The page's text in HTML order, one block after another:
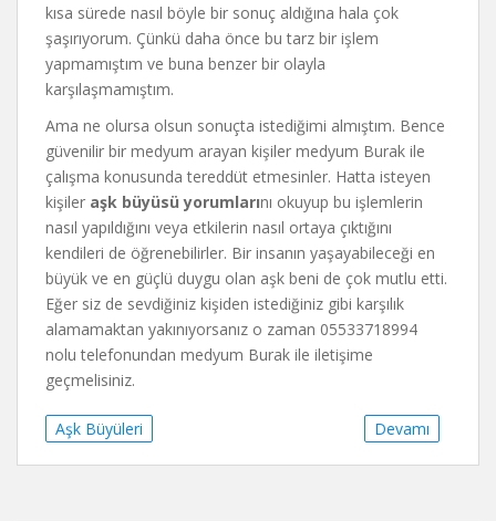
kısa sürede nasıl böyle bir sonuç aldığına hala çok
şaşırıyorum. Çünkü daha önce bu tarz bir işlem
yapmamıştım ve buna benzer bir olayla
karşılaşmamıştım.
Ama ne olursa olsun sonuçta istediğimi almıştım. Bence
güvenilir bir medyum arayan kişiler medyum Burak ile
çalışma konusunda tereddüt etmesinler. Hatta isteyen
kişiler aşk büyüsü yorumlarını okuyup bu işlemlerin
nasıl yapıldığını veya etkilerin nasıl ortaya çıktığını
kendileri de öğrenebilirler. Bir insanın yaşayabileceği en
büyük ve en güçlü duygu olan aşk beni de çok mutlu etti.
Eğer siz de sevdiğiniz kişiden istediğiniz gibi karşılık
alamamaktan yakınıyorsanız o zaman 05533718994
nolu telefonundan medyum Burak ile iletişime
geçmelisiniz.
Devamı
Aşk Büyüleri